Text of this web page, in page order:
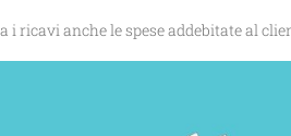
ricavi anche le spese addebitate al